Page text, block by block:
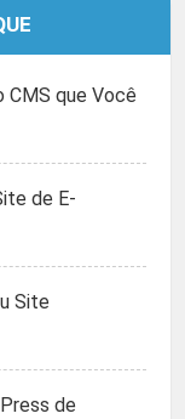
CMS que Você
de E-
Site
de